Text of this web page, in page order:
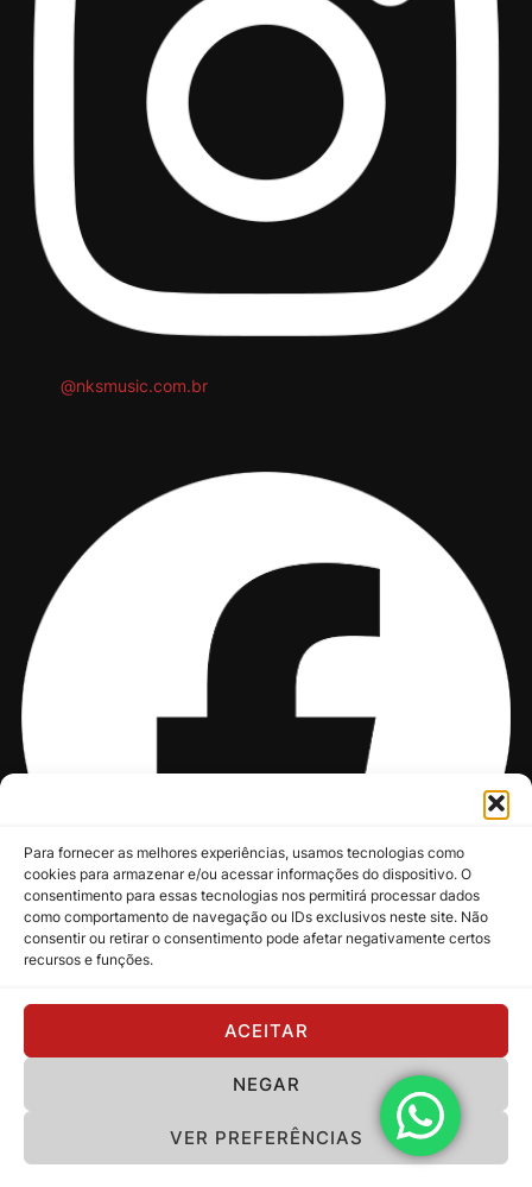
Para fornecer as melhores experiências, usamos tecnologias como
cookies para armazenar e/ou acessar informações do dispositivo. O
consentimento para essas tecnologias nos permitirá processar dados
como comportamento de navegação ou IDs exclusivos neste site. Não
consentir ou retirar o consentimento pode afetar negativamente certos
recursos e funções.
ACEITAR
NEGAR
VER PREFERÊNCIAS
@nksmusic.com.br
@nksmusic
Política de Privacidade